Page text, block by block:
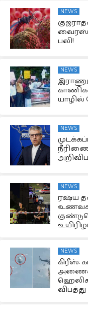
NEWS
வைரஸ்
பலி!
NEWS
யாழில்
NEWS
NEWS
ரஷ்ய
NEWS
கிரீஸ்:
விபத்து